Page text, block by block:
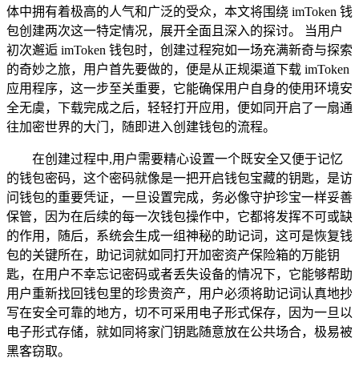
体中拥有着极高的人气和广泛的受众，本文将围绕 imToken 钱
包创建两次这一特定情况，展开全面且深入的探讨。 当用户
初次邂逅 imToken 钱包时，创建过程宛如一场充满新奇与探索
的奇妙之旅，用户首先要做的，便是从正规渠道下载 imToken
应用程序，这一步至关重要，它能确保用户自身的使用环境安
全无虞，下载完成之后，轻轻打开应用，便如同开启了一扇通
往加密世界的大门，随即进入创建钱包的流程。
在创建过程中,用户需要精心设置一个既安全又便于记忆
的钱包密码，这个密码就像是一把开启钱包宝藏的钥匙，是访
问钱包的重要凭证，一旦设置完成，务必像守护珍宝一样妥善
保管，因为在后续的每一次钱包操作中，它都将发挥不可或缺
的作用，随后，系统会生成一组神秘的助记词，这可是恢复钱
包的关键所在，助记词就如同打开加密资产保险箱的万能钥
匙，在用户不幸忘记密码或者丢失设备的情况下，它能够帮助
用户重新找回钱包里的珍贵资产，用户必须将助记词认真地抄
写在安全可靠的地方，切不可采用电子形式保存，因为一旦以
电子形式存储，就如同将家门钥匙随意放在公共场合，极易被
黑客窃取。